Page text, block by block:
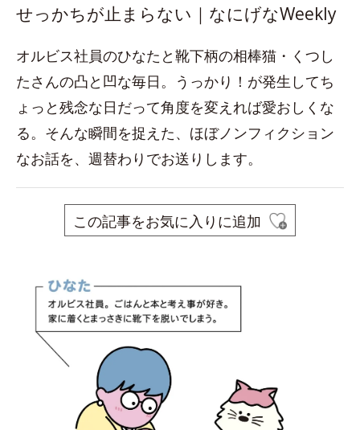
せっかちが止まらない｜なにげなWeekly
オルビス社員のひなたと靴下柄の相棒猫・くつし
たさんの凸と凹な毎日。うっかり！が発生してち
ょっと残念な日だって角度を変えれば愛おしくな
る。そんな瞬間を捉えた、ほぼノンフィクション
なお話を、週替わりでお送りします。
この記事をお気に入りに追加